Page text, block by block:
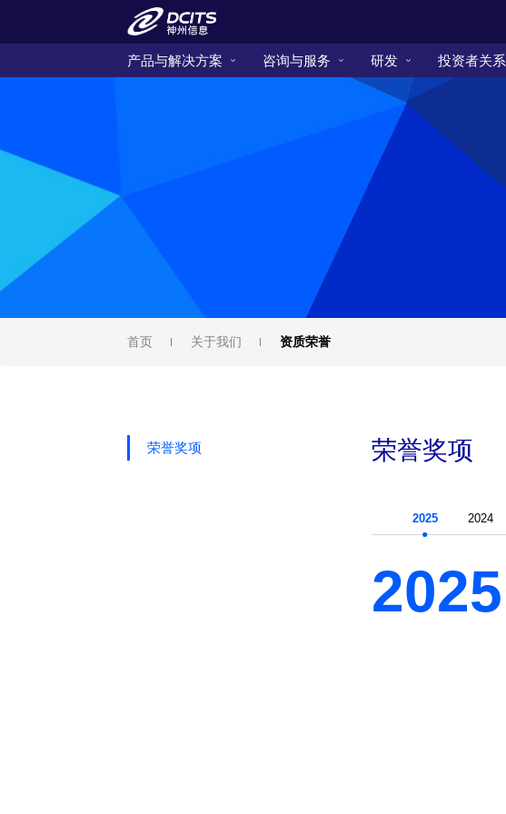
产品与解决方案 咨询与服务 研发 投资者关系
首页 关于我们 资质荣誉
荣誉奖项
2025 2024
2025
荣誉奖项